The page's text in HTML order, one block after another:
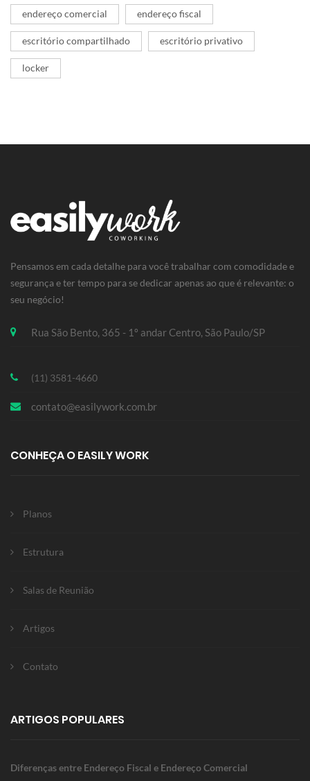
endereço comercial endereço fiscal
escritório compartilhado escritório privativo
locker
Pensamos em cada detalhe para você trabalhar com comodidade e
segurança e ter tempo para se dedicar apenas ao que é relevante: o
seu negócio!
Rua São Bento, 365 - 1º andar Centro, São Paulo/SP
(11) 3581-4660
contato@easilywork.com.br
CONHEÇA O EASILY WORK
Planos
Estrutura
Salas de Reunião
Artigos
Contato
ARTIGOS POPULARES
Diferenças entre Endereço Fiscal e Endereço Comercial